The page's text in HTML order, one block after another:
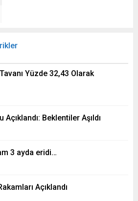
Yüzde 32,43 Olarak
Beklentiler Aşıldı
3 ayda eridi…
Açıklandı